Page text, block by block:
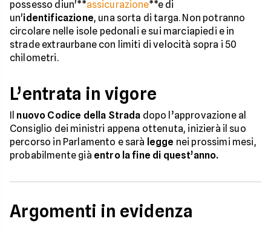
possesso diun'**assicurazione**e di
un'identificazione, una sorta di targa. Non potranno
circolare nelle isole pedonali e sui marciapiedi e in
strade extraurbane con limiti di velocità sopra i 50
chilometri.
L’entrata in vigore
nuovo Codice della Strada dopo l’approvazione al
Consiglio dei ministri appena ottenuta, inizierà il suo
percorso in Parlamento e sarà legge nei prossimi mesi,
probabilmente già entro la fine di quest’anno.
Argomenti in evidenza